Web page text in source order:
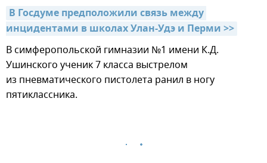
В Госдуме предположили связь между
инцидентами в школах Улан-Удэ и Перми >>
В симферопольской гимназии №1 имени К.Д.
Ушинского ученик 7 класса выстрелом
из пневматического пистолета ранил в ногу
пятиклассника.